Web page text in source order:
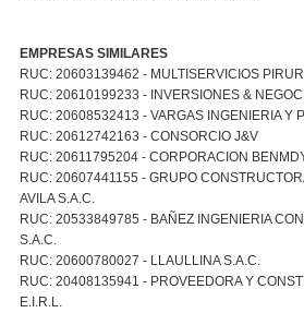
EMPRESAS SIMILARES
RUC: 20603139462 - MULTISERVICIOS
RUC: 20610199233 - INVERSIONES &
RUC: 20608532413 - VARGAS INGENIERIA Y
RUC: 20612742163 - CONSORCIO J&V
RUC: 20611795204 - CORPORACION BENMDY
RUC: 20607441155 - GRUPO
AVILA S.A.C.
RUC: 20533849785 - BAÑEZ INGENIERIA
S.A.C.
RUC: 20600780027 - LLAULLINA S.A.C.
RUC: 20408135941 - PROVEEDORA Y
E.I.R.L.